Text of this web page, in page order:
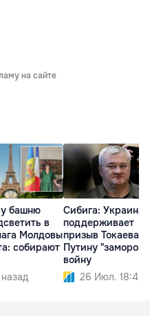
на сайте
башню
в
Молдовы
собирают
Сибига: Украина
поддерживает
призыв Токаева к
Путину
войну
26 Июл. 18:45